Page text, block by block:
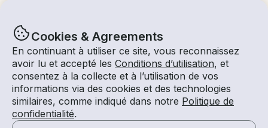
Cookies & Agreements
En continuant à utiliser ce site, vous reconnaissez
avoir lu et accepté les Conditions d’utilisation, et
consentez à la collecte et à l’utilisation de vos
informations via des cookies et des technologies
similaires, comme indiqué dans notre Politique de
confidentialité.
© Getmyboat 2026TermesConfidentialité
08 août 2026
4 heures2 Invités
$1,131 /heure